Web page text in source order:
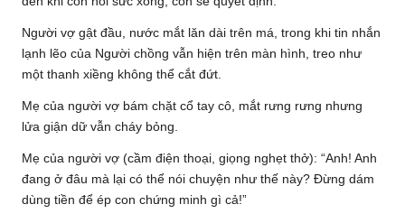
Người vợ gật đầu, nước mắt lăn dài trên má, trong khi tin nhắn
lạnh lẽo của Người chồng vẫn hiện trên màn hình, treo như
một thanh xiềng không thể cắt đứt.
Mẹ của người vợ bám chặt cổ tay cô, mắt rưng rưng nhưng
lửa giận dữ vẫn cháy bỏng.
Mẹ của người vợ (cầm điện thoại, giọng nghẹt thở): “Anh! Anh
đang ở đâu mà lại có thể nói chuyện như thế này? Đừng dám
dùng tiền để ép con chứng minh gì cả!”